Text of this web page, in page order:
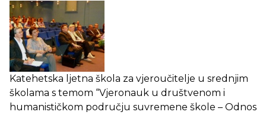
Katehetska ljetna škola za vjeroučitelje u srednjim
školama s temom “Vjeronauk u društvenom i
humanističkom području suvremene škole – Odnos